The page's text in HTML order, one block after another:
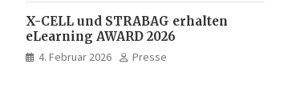
X-CELL und STRABAG erhalten
eLearning AWARD 2026
4. Februar 2026 Presse